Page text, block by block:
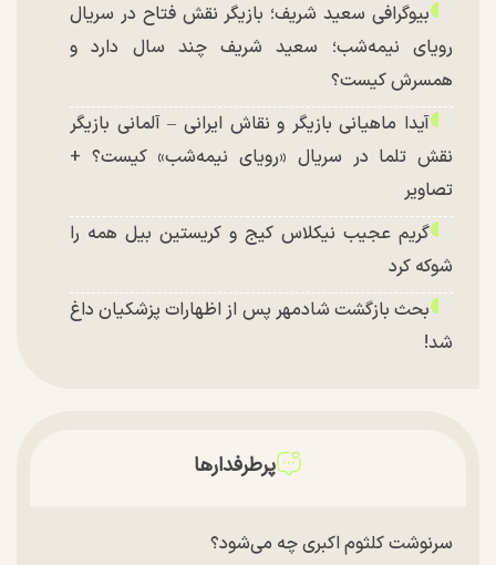
بیوگرافی سعید شریف؛ بازیگر نقش فتاح در سریال
رویای نیمه‌شب؛ سعید شریف چند سال دارد و
همسرش کیست؟
آیدا ماهیانی بازیگر و نقاش ایرانی – آلمانی بازیگر
نقش تلما در سریال «رویای نیمه‌شب» کیست؟ +
تصاویر
گریم عجیب نیکلاس کیج و کریستین بیل همه را
شوکه کرد
بحث بازگشت شادمهر پس از اظهارات پزشکیان داغ
شد!
توافق با آمریکا در انتظار تایید نهایی شعام؟
شد
پرطرفدارها
سرنوشت کلثوم اکبری چه می‌شود؟